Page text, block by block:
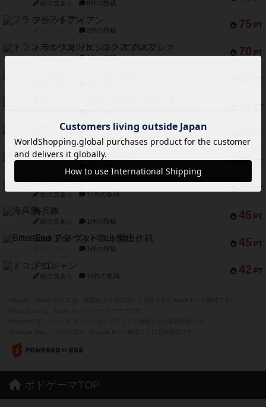
紹介文あり 6件の投稿
75 PT
フラットアイアン
2件の投稿
70 PT
トランスオリエント・エクスプレス
紹介文なし 1件の投稿
PT
PT
紹介文なし 2件の投稿
PT
ガルフストライク
紹介文あり 1件の投稿
45 PT
エコーズ・オブ・タイム
PT
スカルキング
紹介文あり 12件の投稿
45 PT
海兵隊
紹介文あり 1件の投稿
45 PT
Bitter End ブタペスト救出作戦
1件の投稿
42 PT
ドコジャン
紹介文あり 10件の投稿
ボドゲーマTOP